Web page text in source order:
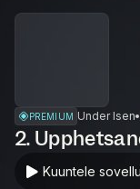
PREMIUM Under Isen
2.
Kuuntele